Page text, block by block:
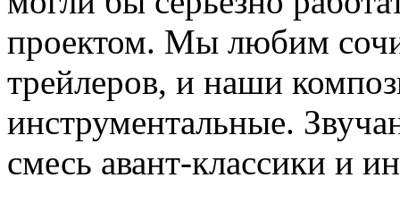
проектом. Мы любим
трейлеров, и наши
инструментальные.
смесь авант-классики и